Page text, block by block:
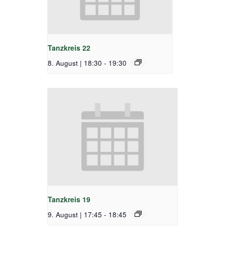
Tanzkreis 22
8. August | 18:30 - 19:30
Tanzkreis 19
9. August | 17:45 - 18:45